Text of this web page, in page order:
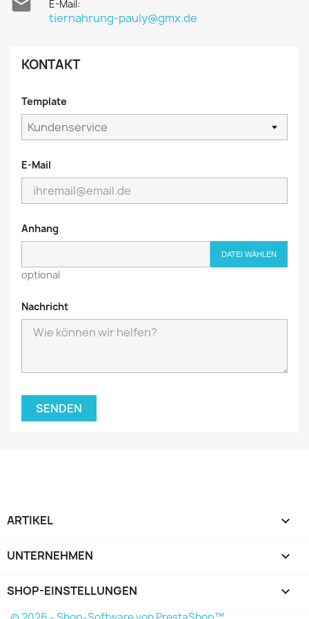
E-Mail:
tiernahrung-pauly@gmx.de
KONTAKT
Template
E-Mail
Anhang
DATEI WÄHLEN
optional
Nachricht
ARTIKEL 
UNTERNEHMEN 
SHOP-EINSTELLUNGEN keyboard_arrow_down